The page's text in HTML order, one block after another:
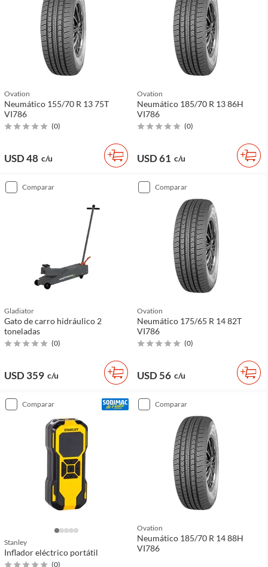
Ovation
Neumático 155/70 R 13 75T
VI786
(0)
USD 48 c/u
Ovation
Neumático 185/70 R 13 86H
VI786
(0)
USD 61 c/u
comparar
Gladiator
Gato de carro hidráulico 2
toneladas
(0)
USD 359 c/u
comparar
Ovation
Neumático 175/65 R 14 82T
VI786
(0)
USD 56 c/u
comparar
Stanley
Inflador eléctrico portátil
(0)
comparar
Ovation
Neumático 185/70 R 14 88H
VI786